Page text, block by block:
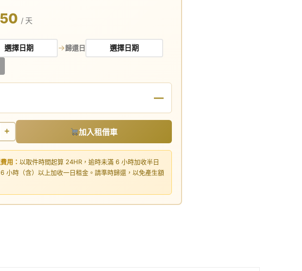
/ 天
→歸還日
—
+ 加入租借車
用：以取件時間起算 24HR，逾時未滿 6 小時加收半日
小時（含）以上加收一日租金。請準時歸還，以免產生額